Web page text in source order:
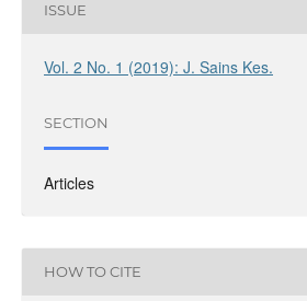
ISSUE
Vol. 2 No. 1 (2019): J. Sains Kes.
SECTION
Articles
HOW TO CITE